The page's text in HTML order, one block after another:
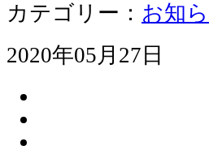
カテゴリー： お知
2020年05月27日